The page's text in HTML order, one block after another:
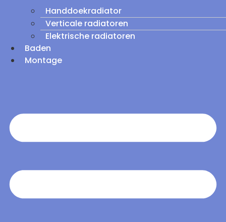
Handdoekradiator
Verticale radiatoren
Elektrische radiatoren
Baden
Montage